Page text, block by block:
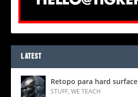
LATEST
Retopo para hard surface
STUFF,WE TEACH